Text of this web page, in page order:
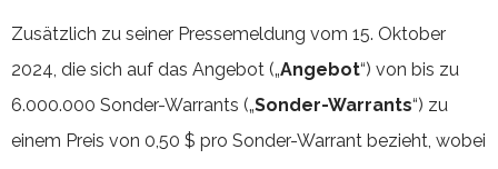
Zusätzlich zu seiner Pressemeldung vom 15. Oktober
2024, die sich auf das Angebot („Angebot“) von bis zu
6.000.000 Sonder-Warrants („Sonder-Warrants“) zu
einem Preis von 0,50 $ pro Sonder-Warrant bezieht, wobei